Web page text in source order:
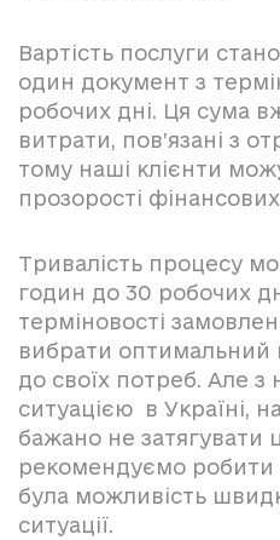
Вартість послуги
один документ з
робочих дні. Ця сума
витрати, пов’язані з
тому наші клієнти
прозорості
Тривалість процесу
годин до 30 робочих
терміновості
вибрати оптимальний
до своїх потреб. Але з
ситуацією в Україні,
бажано не затягувати
рекомендуємо робити
була можливість
ситуації.